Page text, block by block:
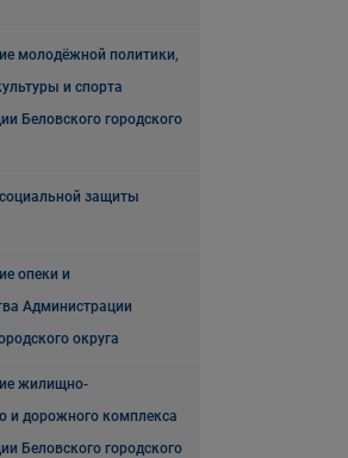
молодёжной политики,
и спорта
Беловского городского
защиты
опеки и
Администрации
округа
жилищно-
и дорожного комплекса
Беловского городского